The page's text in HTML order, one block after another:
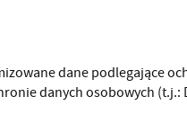
dane podlegające
danych osobowych (t.j.: